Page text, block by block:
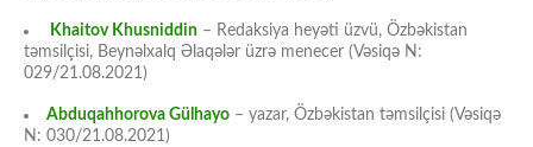
Khaitov Khusniddin – Redaksiya heyəti üzvü, Özbəkistan
təmsilçisi, Beynəlxalq Əlaqələr üzrə menecer (Vəsiqə N:
029/21.08.2021)
Abduqahhorova Gülhayo – yazar, Özbəkistan təmsilçisi (Vəsiqə
N: 030/21.08.2021)